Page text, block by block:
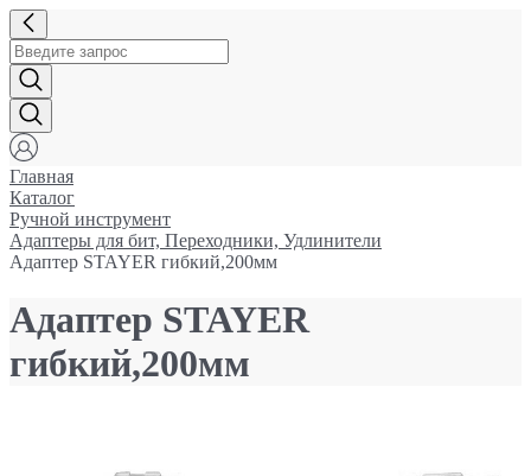
Главная
Каталог
Ручной инструмент
Адаптеры для бит, Переходники, Удлинители
Адаптер STAYER гибкий,200мм
Адаптер STAYER
гибкий,200мм